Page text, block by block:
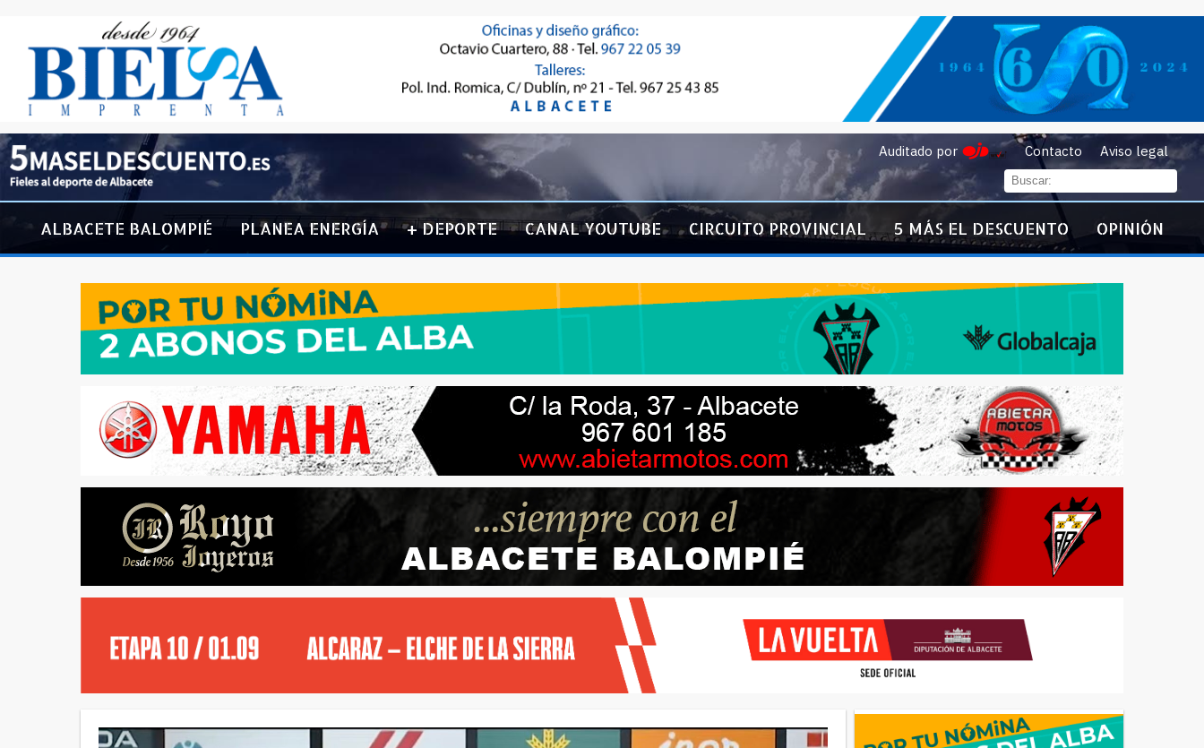
Auditado por Contacto Aviso legal
ALBACETE BALOMPIÉ PLANEA ENERGÍA + DEPORTE CANAL YOUTUBE CIRCUITO PROVINCIAL 5 MÁS EL DESCUENTO OPINIÓN